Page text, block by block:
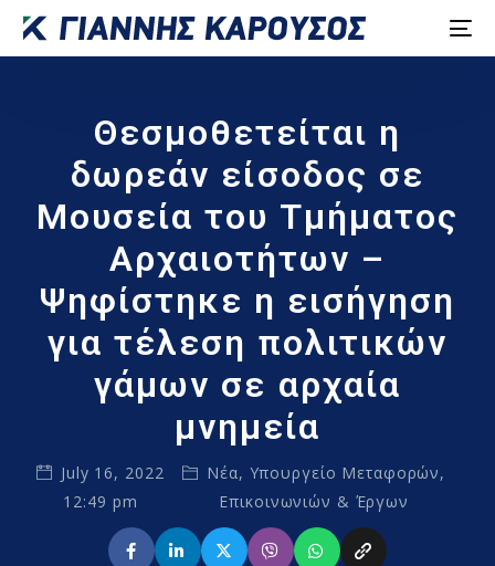
Θεσμοθετείται η
δωρεάν είσοδος σε
Μουσεία του Τμήματος
Αρχαιοτήτων –
Ψηφίστηκε η εισήγηση
για τέλεση πολιτικών
γάμων σε αρχαία
μνημεία
July 16, 2022
12:49 pm
Νέα, Υπουργείο Μεταφορών,
Επικοινωνιών & Έργων